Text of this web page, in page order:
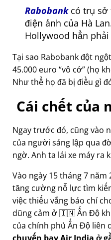
Rabobankcó trụ sở
điện ảnh của Hà
Hollywood hẳn
Tại sao Rabobank đột
45.000 euro vô cớ (họ
Như thể họ đã bị điều gì
Cái chết của
Ngay trước đó, cũng vào
của người sáng lập qua
ngờ. Anh ta lái xe máy ra
Vào ngày 15 tháng 7 năm
tăng cường nỗ lực tìm
việc thiếu vắng báo chí
dũng cảm ở 🇮🇳 Ấn Độ
của chính phủ Ấn Độ liên